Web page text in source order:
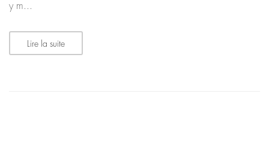
y m...
Lire la suite